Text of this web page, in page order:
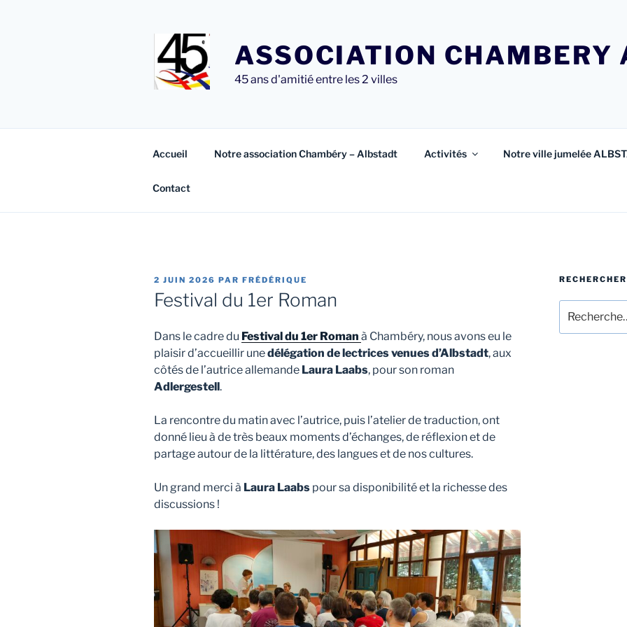
ASSOCIATION CHAMBERY
45 ans d'amitié entre les 2 villes
Accueil Notre association Chambéry – Albstadt Activités Notre ville jumelée
Contact
PUBLIÉ
LE
2 JUIN 2026 PAR FRÉDÉRIQUE
Festival du 1er Roman
Dans le cadre du Festival du 1er Roman à Chambéry, nous avons eu le
plaisir d’accueillir unedélégation de lectrices venues d’Albstadt, aux
côtés de l’autrice allemande Laura Laabs, pour son roman
Adlergestell.
La rencontre du matin avec l’autrice, puis l’atelier de traduction, ont
donné lieu à de très beaux moments d’échanges, de réflexion et de
partage autour de la littérature, des langues et de nos cultures.
Un grand merci à Laura Laabs pour sa disponibilité et la richesse des
discussions !
RECHERCHER
pour
: